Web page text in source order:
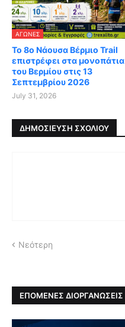
ΑΓΏΝΕΣ
Το 8ο Νάουσα Βέρμιο Trail
επιστρέφει στα μονοπάτια
του Βερμίου στις 13
Σεπτεμβρίου 2026
July 31, 2026
ΔΗΜΟΣΊΕΥΣΗ ΣΧΟΛΊΟΥ
Νεότερη
ΕΠΟΜΕΝΕΣ ΔΙΟΡΓΑΝΩΣΕΙΣ